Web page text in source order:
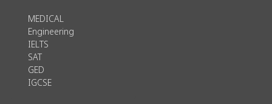
MEDICAL
Engineering
IELTS
SAT
GED
IGCSE